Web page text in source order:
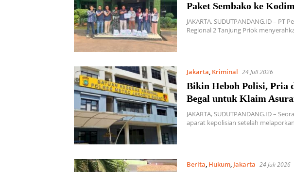
Paket Sembako ke
JAKARTA, SUDUTPANDANG.ID –
Regional 2 Tanjung Priok
Jakarta, Kriminal 24 Juli 2026
Bikin Heboh Polisi, Pria
Begal untuk Klaim
JAKARTA, SUDUTPANDANG.ID –
aparat kepolisian setelah
Berita, Hukum, Jakarta 24 Juli 2026